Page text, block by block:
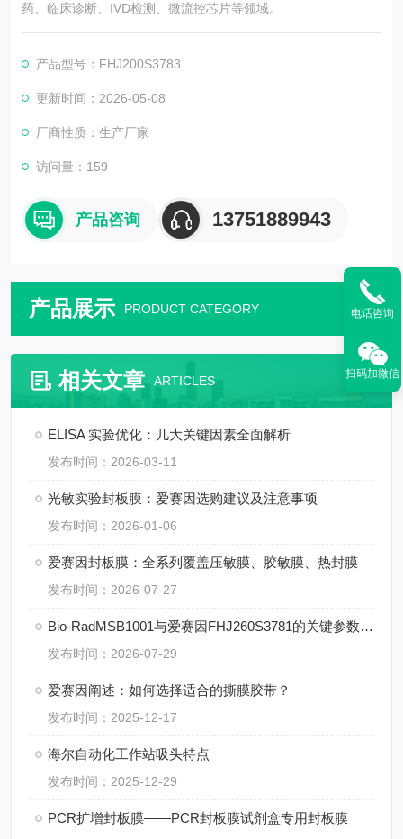
药、临床诊断、IVD检测、微流控芯片等领域。
产品型号：FHJ200S3783
更新时间：2026-05-08
厂商性质：生产厂家
访问量：159
产品咨询 13751889943
产品展示 PRODUCT CATEGORY
相关文章 ARTICLES
ELISA 实验优化：几大关键因素全面解析
发布时间：2026-03-11
光敏实验封板膜：爱赛因选购建议及注意事项
发布时间：2026-01-06
爱赛因封板膜：全系列覆盖压敏膜、胶敏膜、热封膜
发布时间：2026-07-27
Bio-RadMSB1001与爱赛因FHJ260S3781的关键参数对比
发布时间：2026-07-29
爱赛因阐述：如何选择适合的撕膜胶带？
发布时间：2025-12-17
海尔自动化工作站吸头特点
发布时间：2025-12-29
PCR扩增封板膜——PCR封板膜试剂盒专用封板膜
电话咨询
扫码加微信